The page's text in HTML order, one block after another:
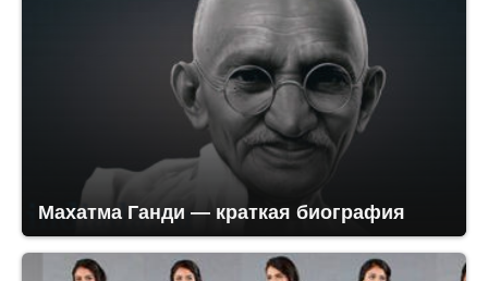
Махатма Ганди — краткая биография